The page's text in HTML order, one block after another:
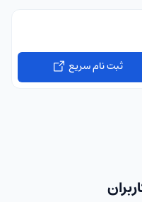
ثبت نام سریع